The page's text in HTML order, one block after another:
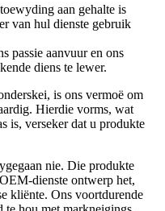
aan gehalte is
van hul dienste gebruik
passie aanvuur en ons
diens te lewer.
is ons vermoë om
Hierdie vorms, wat
is, verseker dat u produkte
nie. Die produkte
dienste ontwerp het,
kliënte. Ons voortdurende